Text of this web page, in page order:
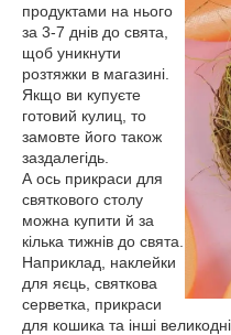
продуктами на нього
за 3-7 днів до свята,
щоб уникнути
розтяжки в магазині.
Якщо ви купуєте
готовий кулиц, то
замовте його також
заздалегідь.
А ось прикраси для
святкового столу
можна купити й за
кілька тижнів до свята.
Наприклад, наклейки
для яєць, святкова
серветка, прикраси
для кошика та інші